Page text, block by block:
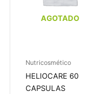
AGOTADO
Nutricosmético
HELIOCARE 60
CAPSULAS